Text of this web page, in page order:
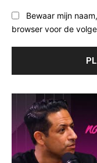
Bewaar mijn
browser voor de